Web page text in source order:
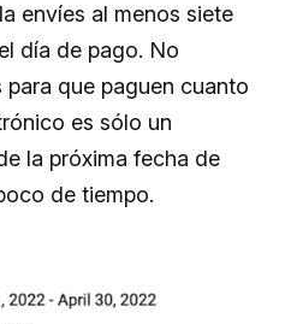
envíes al menos siete
día de pago. No
que paguen cuanto
es sólo un
la próxima fecha de
de tiempo.